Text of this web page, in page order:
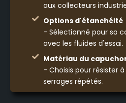
aux collecteurs
Options d'étanchéité
- Sélectionné pour sa
avec les fluides d'essai.
Matériau du
- Choisis pour résister
serrages répétés.